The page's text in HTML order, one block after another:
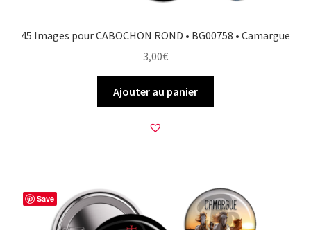
45 Images pour CABOCHON ROND • BG00758 • Camargue
3,00€
Ajouter au panier
Save